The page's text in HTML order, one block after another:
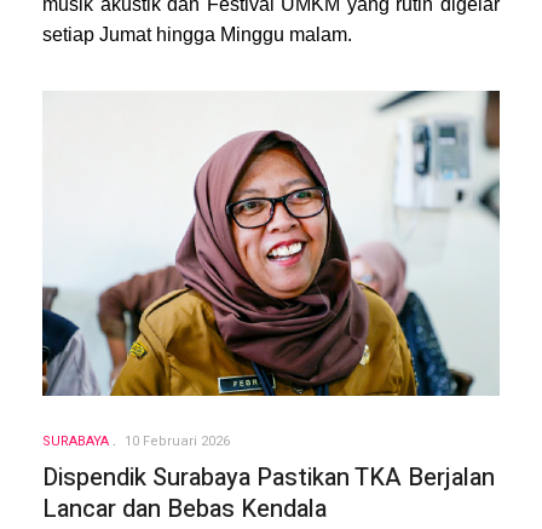
musik akustik dan Festival UMKM yang rutin digelar
setiap Jumat hingga Minggu malam.
SURABAYA 10 Februari 2026
Dispendik Surabaya Pastikan TKA Berjalan
Lancar dan Bebas Kendala